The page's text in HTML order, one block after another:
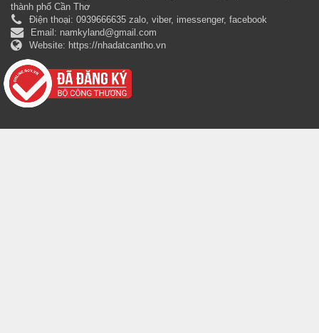
thành phố Cần Thơ
Điện thoại: 0939666635 zalo, viber, imessenger, facebook
Email: namkyland@gmail.com
Website: https://nhadatcantho.vn